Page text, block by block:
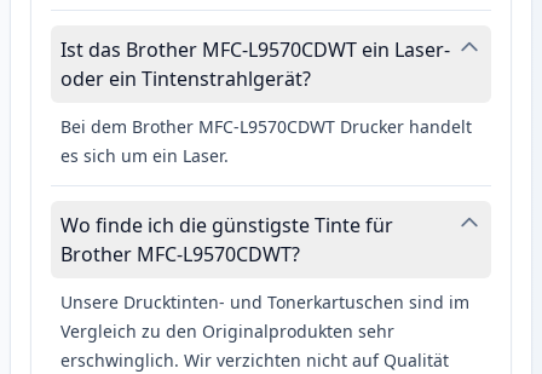
Ist das Brother MFC-L9570CDWT ein Laser-
oder ein Tintenstrahlgerät?
Bei dem Brother MFC-L9570CDWT Drucker handelt
es sich um ein Laser.
Wo finde ich die günstigste Tinte für
Brother MFC-L9570CDWT?
Unsere Drucktinten- und Tonerkartuschen sind im
Vergleich zu den Originalprodukten sehr
erschwinglich. Wir verzichten nicht auf Qualität